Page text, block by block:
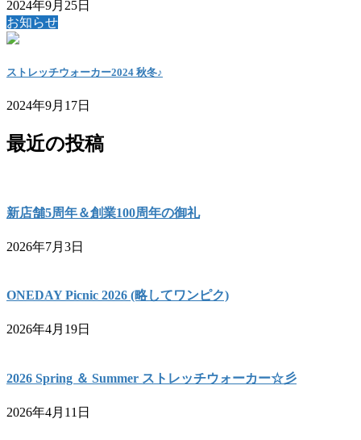
2024年9月25日
お知らせ
ストレッチウォーカー2024 秋冬♪
2024年9月17日
最近の投稿
新店舗5周年＆創業100周年の御礼
2026年7月3日
ONEDAY Picnic 2026 (略してワンピク)
2026年4月19日
2026 Spring ＆ Summer ストレッチウォーカー☆彡
2026年4月11日